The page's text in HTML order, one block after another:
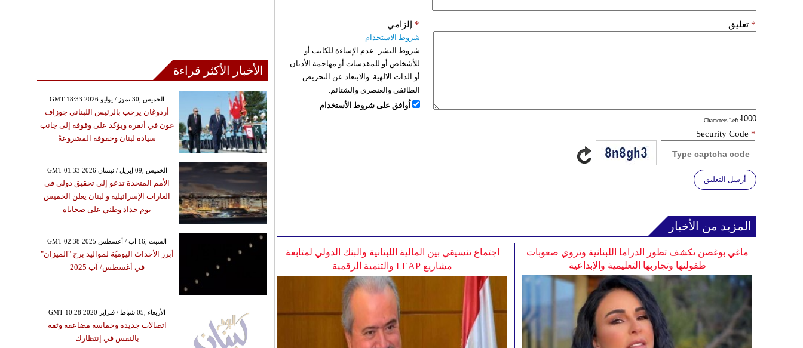
تعليق *
: Characters Left
إلزامي *
شروط الاستخدام
شروط النشر: عدم الإساءة للكاتب أو
للأشخاص أو للمقدسات أو مهاجمة الأديان
أو الذات الالهية. والابتعاد عن التحريض
الطائفي والعنصري والشتائم.
اُوافق على شروط الأستخدام
Security Code *
أرسل التعليق
المزيد من الأخبار
اجتماع تنسيقي بين المالية اللبنانية والبنك الدولي لمتابعة
مشاريع LEAP والتنمية الرقمية
ماغي بوغصن تكشف تطور الدراما اللبنانية وتروي صعوبات
طفولتها وتجاربها التعليمية والإبداعية
الأخبار الأكثر قراءة
GMT 18:33 2026 الخميس ,30 تموز / يوليو
أردوغان يرحب بالرئيس اللبناني جوزاف
عون في أنقرة ويؤكد على وقوفه إلى جانب
سيادة لبنان وحقوقه المشروعةً
GMT 01:33 2026 الخميس ,09 إبريل / نيسان
الأمم المتحدة تدعو إلى تحقيق دولي في
الغارات الإسرائيلية و لبنان يعلن الخميس
يوم حداد وطني على ضحاياه
GMT 02:38 2025 السبت ,16 آب / أغسطس
أبرز الأحداث اليوميّة لمواليد برج "الميزان"
في أغسطس/ آب 2025
GMT 10:28 2020 الأربعاء ,05 شباط / فبراير
اتصالات جديدة وحماسة مضاعفة وثقة
بالنفس في إنتظارك